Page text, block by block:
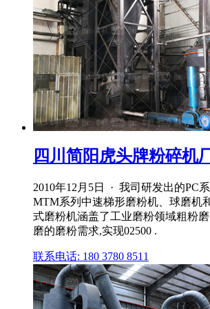
四川简阳虎头牌粉碎机
2010年12月5日 · 我司研发出的PC
MTM系列中速梯形磨粉机、球磨机
式磨粉机涵盖了工业磨粉领域粗粉
磨的磨粉需求,实现02500 .
联系电话: 180 3780 8511